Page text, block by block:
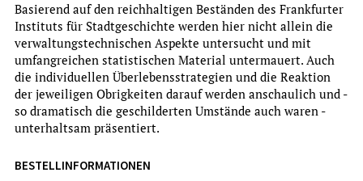
Basierend auf den reichhaltigen Beständen des Frankfurter
Instituts für Stadtgeschichte werden hier nicht allein die
verwaltungstechnischen Aspekte untersucht und mit
umfangreichen statistischen Material untermauert. Auch
die individuellen Überlebensstrategien und die Reaktion
der jeweiligen Obrigkeiten darauf werden anschaulich und -
so dramatisch die geschilderten Umstände auch waren -
unterhaltsam präsentiert.
BESTELLINFORMATIONEN
FRANKFURT
Studien zur Frankfurter Geschichte, Band 68, Hrsg.
Evelyn Brockhoff
mehr